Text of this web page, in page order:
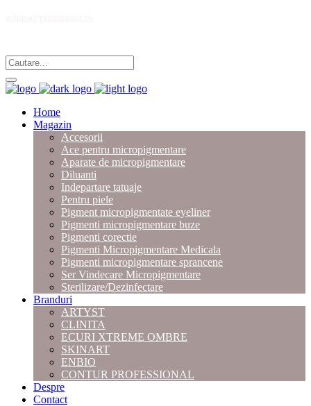
Home
Magazin
Accesorii
Ace pentru micropigmentare
Aparate de micropigmentare
Diluanti
Indepartare tatuaje
Pentru piele
Pigment micropigmentate eyeliner
Pigmenti micropigmentare buze
Pigmenti corectie
Pigmenti Micropigmentare Medicala
Pigmenti micropigmentare sprancene
Ser Vindecare Micropigmentare
Sterilizare/Dezinfectare
Branduri
ARTYST
CLINITA
ECURI XTREME OMBRE
SKINART
ENBIO
CONTUR PROFESSIONAL
Despre
Contact